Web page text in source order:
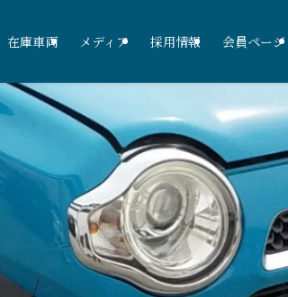
在庫車両 メディア 採用情報 会員ページ